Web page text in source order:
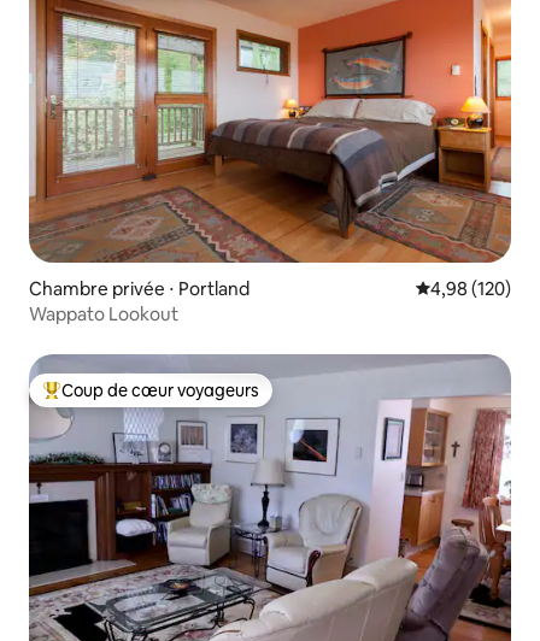
Chambre privée ⋅ Portland Évaluation
4,98 (120)
Wappato Lookout
Coups de cœur voyageurs les plus appréciés
Coup de cœur voyageurs